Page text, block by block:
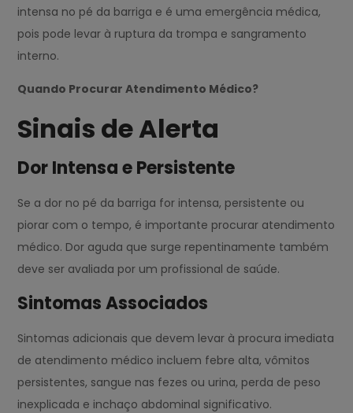
intensa no pé da barriga e é uma emergência médica,
pois pode levar à ruptura da trompa e sangramento
interno.
Quando Procurar Atendimento Médico?
Sinais de Alerta
Dor Intensa e Persistente
Se a dor no pé da barriga for intensa, persistente ou
piorar com o tempo, é importante procurar atendimento
médico. Dor aguda que surge repentinamente também
deve ser avaliada por um profissional de saúde.
Sintomas Associados
Sintomas adicionais que devem levar à procura imediata
de atendimento médico incluem febre alta, vômitos
persistentes, sangue nas fezes ou urina, perda de peso
inexplicada e inchaço abdominal significativo.